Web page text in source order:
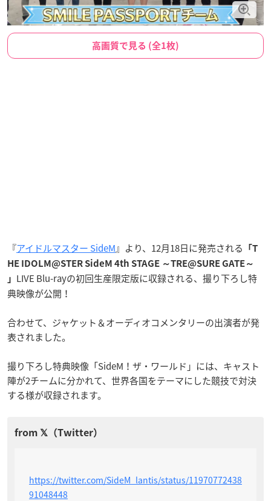
高画質で見る (全1枚)
『アイドルマスター SideM』より、12月18日に発売される
「T
HE IDOLM@STER SideM 4th STAGE ～TRE@SURE GATE～
」 LIVE Blu-rayの初回生産限定版に収録される、撮り下ろし特
典映像が公開！
合わせて、ジャケット＆オーディオコメンタリーの出演者が発
表されました。
撮り下ろし特典映像「SideM！ザ・ワールド」には、キャスト
陣が2チームに分かれて、世界各国をテーマにした競技で対決
する様が収録されます。
https://twitter.com/SideM_lantis/status/11970772438
91048448